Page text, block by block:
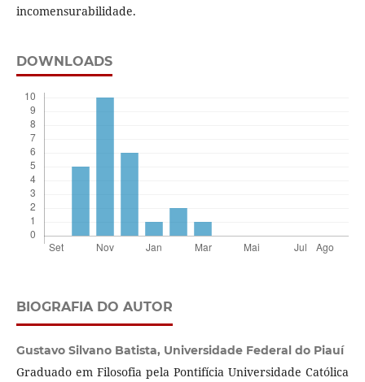
incomensurabilidade.
DOWNLOADS
BIOGRAFIA DO AUTOR
Gustavo Silvano Batista, Universidade Federal do Piauí
Graduado em Filosofia pela Pontifícia Universidade Católica